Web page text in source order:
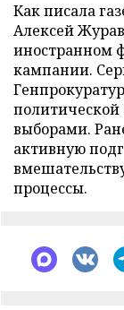
Как писала
Алексей
иностранном
кампании.
выборами.
активную
процессы.